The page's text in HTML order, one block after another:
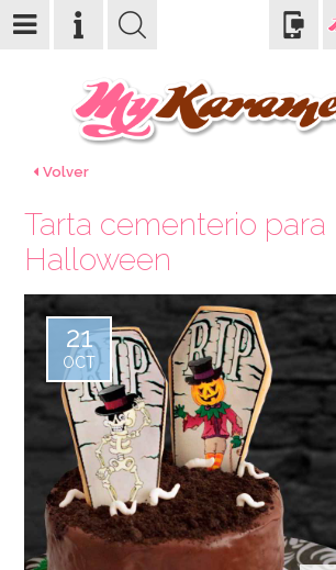
Volver
Tarta cementerio para
Halloween
21
OCT